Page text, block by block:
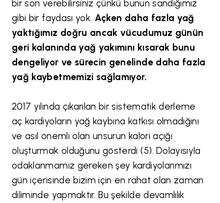
bir son verebilirsiniz çünkü bunun sandığımız
gibi bir faydası yok. Açken daha fazla yağ
yaktığımız doğru ancak vücudumuz günün
geri kalanında yağ yakımını kısarak bunu
dengeliyor ve sürecin genelinde daha fazla
yağ kaybetmemizi sağlamıyor.
2017 yılında çıkarılan bir sistematik derleme
aç kardiyoların yağ kaybına katkısı olmadığını
ve asıl önemli olan unsurun kalori açığı
oluşturmak olduğunu gösterdi (5). Dolayısıyla
odaklanmamız gereken şey kardiyolarımızı
gün içerisinde bizim için en rahat olan zaman
diliminde yapmaktır. Bu şekilde devamlılık